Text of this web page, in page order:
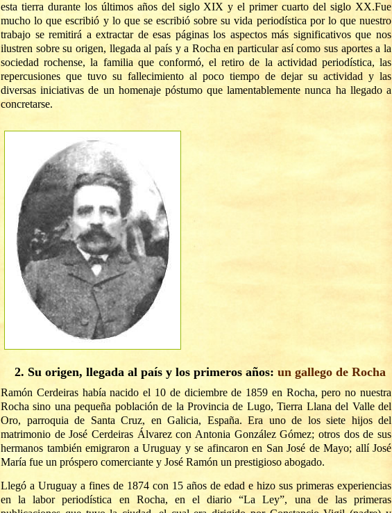
esta tierra durante los últimos años del siglo XIX y el primer cuarto del siglo XX.Fue
mucho lo que escribió y lo que se escribió sobre su vida periodística por lo que nuestro
trabajo se remitirá a extractar de esas páginas los aspectos más significativos que nos
ilustren sobre su origen, llegada al país y a Rocha en particular así como sus aportes a la
sociedad rochense, la familia que conformó, el retiro de la actividad periodística, las
repercusiones que tuvo su fallecimiento al poco tiempo de dejar su actividad y las
diversas iniciativas de un homenaje póstumo que lamentablemente nunca ha llegado a
concretarse.
2. Su origen, llegada al país y los primeros años: un gallego de Rocha
Ramón Cerdeiras había nacido el 10 de diciembre de 1859 en Rocha, pero no nuestra
Rocha sino una pequeña población de la Provincia de Lugo, Tierra Llana del Valle del
Oro, parroquia de Santa Cruz, en Galicia, España. Era uno de los siete hijos del
matrimonio de José Cerdeiras Álvarez con Antonia González Gómez; otros dos de sus
hermanos también emigraron a Uruguay y se afincaron en San José de Mayo; allí José
María fue un próspero comerciante y José Ramón un prestigioso abogado.
Llegó a Uruguay a fines de 1874 con 15 años de edad e hizo sus primeras experiencias
en la labor periodística en Rocha, en el diario “La Ley”, una de las primeras